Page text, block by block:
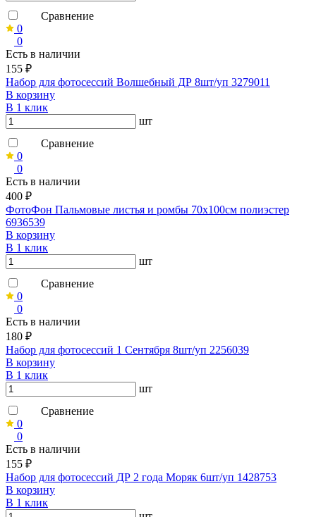
Сравнение
0
0
Есть в наличии
155 ₽
Набор для фотосессий Волшебный ДР 8шт/уп 3279011
В корзину
В 1 клик
шт
Сравнение
0
0
Есть в наличии
400 ₽
ФотоФон Пальмовые листья и ромбы 70х100см полиэстер
6936539
В корзину
В 1 клик
шт
Сравнение
0
0
Есть в наличии
180 ₽
Набор для фотосессий 1 Сентября 8шт/уп 2256039
В корзину
В 1 клик
шт
Сравнение
0
0
Есть в наличии
155 ₽
Набор для фотосессий ДР 2 года Моряк 6шт/уп 1428753
В корзину
В 1 клик